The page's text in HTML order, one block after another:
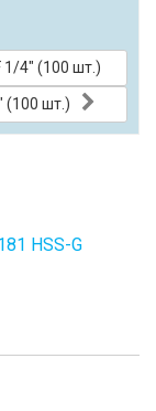
1/4" (100 шт.)
(100 шт.)
HSS-G